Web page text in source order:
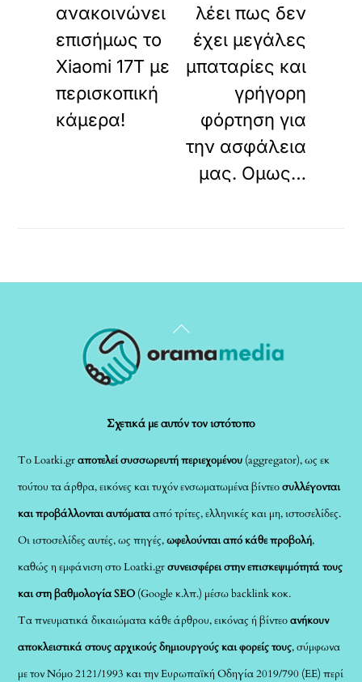
ανακοινώνει
επισήμως το
Xiaomi 17T με
περισκοπική
κάμερα!
λέει πως δεν
έχει μεγάλες
μπαταρίες και
γρήγορη
φόρτηση για
την ασφάλεια
μας. Ομως…
Back
To
Σχετικά με αυτόν τον ιστότοπο
Το Loatki.grαποτελεί συσσωρευτή περιεχομένου (aggregator), ως εκ
τούτου τα άρθρα, εικόνες και τυχόν ενσωματωμένα βίντεοσυλλέγονται
και προβάλλονται αυτόματααπό τρίτες, ελληνικές και μη, ιστοσελίδες.
Οι ιστοσελίδες αυτές, ως πηγές,ωφελούνται από κάθε προβολή,
καθώς η εμφάνιση στο Loatki.grσυνεισφέρει στην επισκεψιμότητά τους
και στη βαθμολογία SEO (Google κ.λπ.) μέσω backlink κοκ.
Τα πνευματικά δικαιώματα κάθε άρθρου, εικόνας ή βίντεοανήκουν
αποκλειστικά στους αρχικούς δημιουργούς και φορείς τους, σύμφωνα
με τον Νόμο 2121/1993 και την Ευρωπαϊκή Οδηγία 2019/790 (ΕΕ) περί